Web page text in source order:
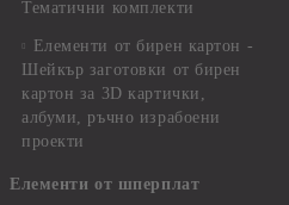
Тематични комплекти
Елементи от бирен картон -
Шейкър заготовки от бирен
картон за 3D картички,
албуми, ръчно израбоени
проекти
Елементи от шперплат